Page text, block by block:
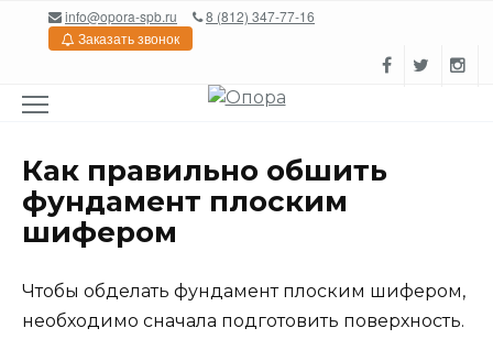
Перейтиinfo@opora-spb.ru
8 (812) 347-77-16
Заказать звонок
Как правильно обшить
фундамент плоским
шифером
Чтобы обделать фундамент плоским шифером,
необходимо сначала подготовить поверхность.